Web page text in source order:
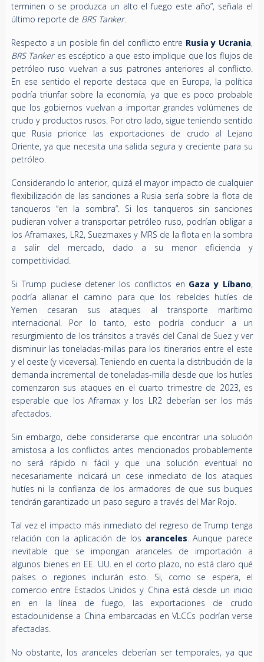
terminen o se produzca un alto el fuego este año”, señala el
último reporte de BRS Tanker.
Respecto a un posible fin del conflicto entre Rusia y Ucrania,
BRS Tankeres escéptico a que esto implique que los flujos de
petróleo ruso vuelvan a sus patrones anteriores al conflicto.
En ese sentido el reporte destaca que en Europa, la política
podría triunfar sobre la economía, ya que es poco probable
que los gobiernos vuelvan a importar grandes volúmenes de
crudo y productos rusos. Por otro lado, sigue teniendo sentido
que Rusia priorice las exportaciones de crudo al Lejano
Oriente, ya que necesita una salida segura y creciente para su
petróleo.
Considerando lo anterior, quizá el mayor impacto de cualquier
flexibilización de las sanciones a Rusia sería sobre la flota de
tanqueros “en la sombra”. Si los tanqueros sin sanciones
pudieran volver a transportar petróleo ruso, podrían obligar a
los Aframaxes, LR2, Suezmaxes y MRS de la flota en la sombra
a salir del mercado, dado a su menor eficiencia y
competitividad.
Si Trump pudiese detener los conflictos en Gaza y Líbano,
podría allanar el camino para que los rebeldes hutíes de
Yemen cesaran sus ataques al transporte marítimo
internacional. Por lo tanto, esto podría conducir a un
resurgimiento de los tránsitos a través del Canal de Suez y ver
disminuir las toneladas-millas para los itinerarios entre el este
y el oeste (y viceversa). Teniendo en cuenta la distribución de la
demanda incremental de toneladas-milla desde que los hutíes
comenzaron sus ataques en el cuarto trimestre de 2023, es
esperable que los Aframax y los LR2 deberían ser los más
afectados.
Sin embargo, debe considerarse que encontrar una solución
amistosa a los conflictos antes mencionados probablemente
no será rápido ni fácil y que una solución eventual no
necesariamente indicará un cese inmediato de los ataques
hutíes ni la confianza de los armadores de que sus buques
tendrán garantizado un paso seguro a través del Mar Rojo.
Tal vez el impacto más inmediato del regreso de Trump tenga
relación con la aplicación de los aranceles. Aunque parece
inevitable que se impongan aranceles de importación a
algunos bienes en EE. UU. en el corto plazo, no está claro qué
países o regiones incluirán esto. Si, como se espera, el
comercio entre Estados Unidos y China está desde un inicio
en en la línea de fuego, las exportaciones de crudo
estadounidense a China embarcadas en VLCCs podrían verse
afectadas.
No obstante, los aranceles deberían ser temporales, ya que